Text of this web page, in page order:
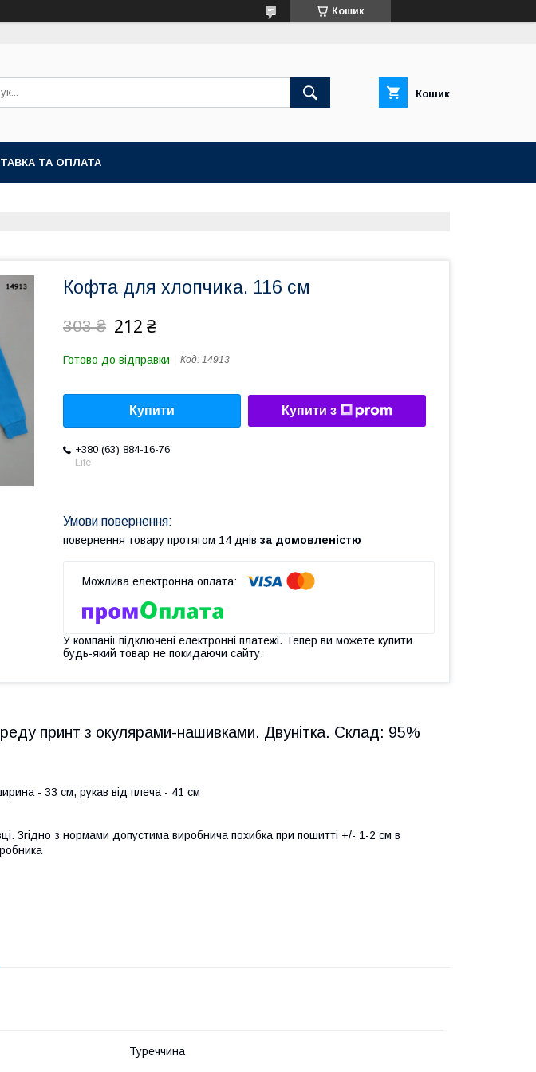
Кошик
Кошик
ТА ОПЛАТА
Кофта для хлопчика. 116 см
303 ₴ 212 ₴
Готово до відправки Код: 14913
Купити Купити з
+380 (63) 884-16-76
Life
повернення товару протягом 14 днів за домовленістю
У компанії підключені електронні платежі. Тепер ви можете купити
будь-який товар не покидаючи сайту.
принт з окулярами-нашивками. Двунітка. Склад: 95%
- 33 см, рукав від плеча - 41 см
Згідно з нормами допустима виробнича похибка при пошитті +/- 1-2 см в
Туреччина